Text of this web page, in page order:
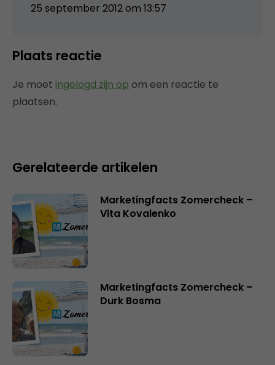
25 september 2012 om 13:57
Plaats reactie
Je moet ingelogd zijn op om een reactie te
plaatsen.
Gerelateerde artikelen
Marketingfacts Zomercheck –
Vita Kovalenko
Marketingfacts Zomercheck –
Durk Bosma